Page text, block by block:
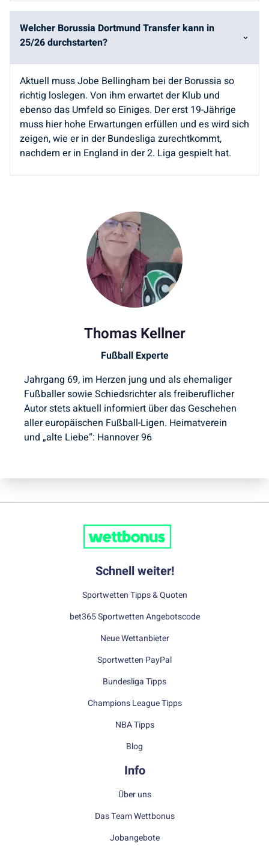
Welcher Borussia Dortmund Transfer kann in
25/26 durchstarten?
Aktuell muss Jobe Bellingham bei der Borussia so
richtig loslegen. Von ihm erwartet der Klub und
ebenso das Umfeld so Einiges. Der erst 19-Jährige
muss hier hohe Erwartungen erfüllen und es wird sich
zeigen, wie er in der Bundesliga zurechtkommt,
nachdem er in England in der 2. Liga gespielt hat.
Thomas Kellner
Fußball Experte
Jahrgang 69, im Herzen jung und als ehemaliger
Fußballer sowie Schiedsrichter als freiberuflicher
Autor stets aktuell informiert über das Geschehen
aller europäischen Fußball-Ligen. Heimatverein
und „alte Liebe“: Hannover 96
Schnell weiter!
Sportwetten Tipps & Quoten
bet365 Sportwetten Angebotscode
Neue Wettanbieter
Sportwetten PayPal
Bundesliga Tipps
Champions League Tipps
NBA Tipps
Blog
Info
Über uns
Das Team Wettbonus
Jobangebote